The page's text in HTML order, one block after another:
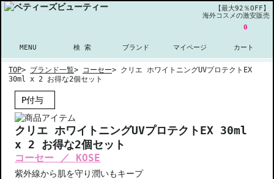
【最大92％OFF】
海外コスメの激安販売
MENU 検 索 ブランド マイページ
0
カート
TOP> ブランド一覧> コーセー> クリエ ホワイトニングUVプロテクトEX
30ml x 2 お得な2個セット
P付与
クリエ ホワイトニングUVプロテクトEX 30ml
x 2 お得な2個セット
コーセー ／ KOSE
紫外線から肌を守り潤いもキープ